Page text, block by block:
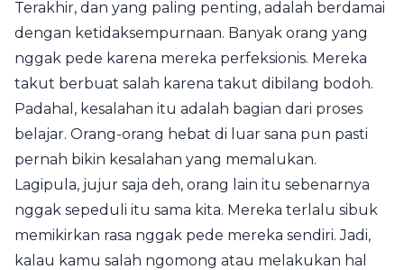
Terakhir, dan yang paling penting, adalah berdamai
dengan ketidaksempurnaan. Banyak orang yang
nggak pede karena mereka perfeksionis. Mereka
takut berbuat salah karena takut dibilang bodoh.
Padahal, kesalahan itu adalah bagian dari proses
belajar. Orang-orang hebat di luar sana pun pasti
pernah bikin kesalahan yang memalukan.
Lagipula, jujur saja deh, orang lain itu sebenarnya
nggak sepeduli itu sama kita. Mereka terlalu sibuk
memikirkan rasa nggak pede mereka sendiri. Jadi,
kalau kamu salah ngomong atau melakukan hal